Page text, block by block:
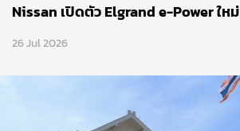
Nissan เปิดตัว Elgrand e-Power ใหม่
26 Jul 2026